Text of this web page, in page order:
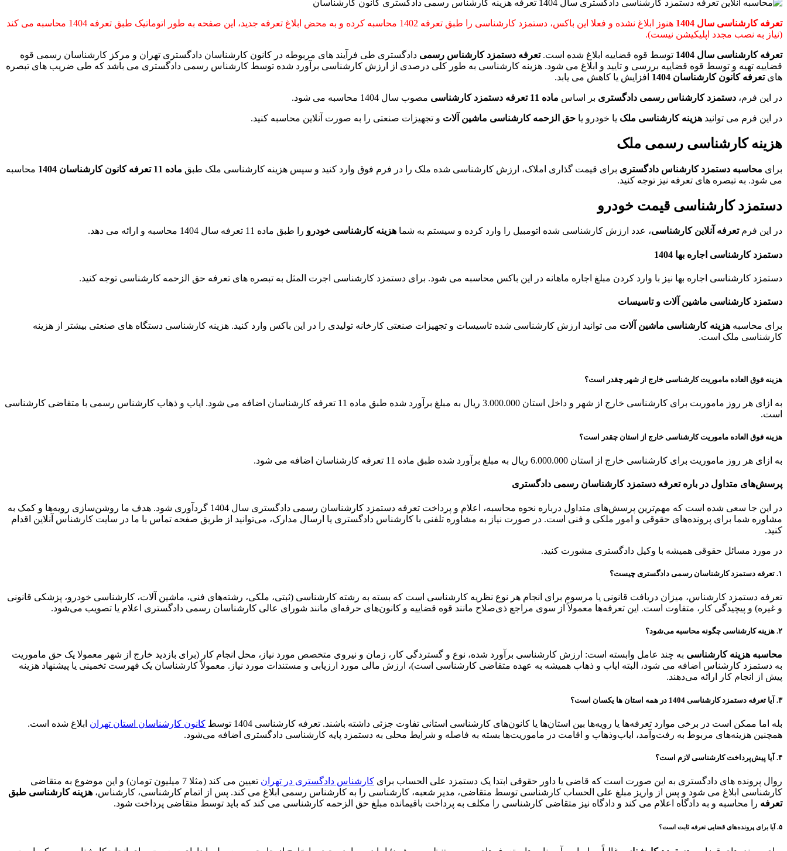
تعرفه کارشناسی سال 1404
هنوز ابلاغ نشده و فعلا این باکس، دستمزد کارشناسی را طبق تعرفه 1402 محاسبه کرده و به محض ابلاغ تعرفه جدید، این صفحه به طور اتوماتیک طبق تعرفه 1404 محاسبه می کند
(نیاز به نصب مجدد اپلیکیشن نیست).
تعرفه کارشناسی سال 1404 توسط قوه قضاییه ابلاغ شده است. تعرفه دستمزد کارشناس رسمی دادگستری طی فرآیند های مربوطه در کانون کارشناسان دادگستری تهران و مرکز کارشناسان رسمی قوه
قضاییه تهیه و توسط قوه قضاییه بررسی و تایید و ابلاغ می شود. هزینه کارشناسی به طور کلی درصدی از ارزش کارشناسی برآورد شده توسط کارشناس رسمی دادگستری می باشد که طی ضریب های تبصره
هایتعرفه کانون کارشناسان 1404 افزایش یا کاهش می یابد.
در این فرم، دستمزد کارشناس رسمی دادگستری بر اساس ماده 11 تعرفه دستمزد کارشناسی مصوب سال 1404 محاسبه می شود.
در این فرم می توانید هزینه کارشناسی ملک یا خودرو یا حق الزحمه کارشناسی ماشین آلات و تجهیزات صنعتی را به صورت آنلاین محاسبه کنید.
هزینه کارشناسی رسمی ملک
برای محاسبه دستمزد کارشناس دادگستری برای قیمت گذاری املاک، ارزش کارشناسی شده ملک را در فرم فوق وارد کنید و سپس هزینه کارشناسی ملک طبق ماده 11 تعرفه کانون کارشناسان 1404
محاسبه
می شود. به تبصره های تعرفه نیز توجه کنید.
دستمزد کارشناسی قیمت خودرو
در این فرمتعرفه آنلاین کارشناسی، عدد ارزش کارشناسی شده اتومبیل را وارد کرده و سیستم به شما هزینه کارشناسی خودرو را طبق ماده 11 تعرفه سال 1404 محاسبه و ارائه می دهد.
دستمزد کارشناسی اجاره بها 1404
دستمزد کارشناسی اجاره بها نیز با وارد کردن مبلغ اجاره ماهانه در این باکس محاسبه می شود. برای دستمزد کارشناسی اجرت المثل به تبصره های تعرفه حق الزحمه کارشناسی توجه کنید.
دستمزد کارشناسی ماشین آلات و تاسیسات
برای محاسبه هزینه کارشناسی ماشین آلات می توانید ارزش کارشناسی شده تاسیسات و تجهیزات صنعتی کارخانه تولیدی را در این باکس وارد کنید. هزینه کارشناسی دستگاه های صنعتی بیشتر از هزینه
کارشناسی ملک است.
هزینه فوق العاده ماموریت کارشناسی خارج از شهر چقدر است؟
به ازای هر روز ماموریت برای کارشناسی خارج از شهر و داخل استان 3.000.000 ریال به مبلغ برآورد شده طبق ماده 11 تعرفه کارشناسان اضافه می شود. ایاب و ذهاب کارشناس رسمی با متقاضی کارشناسی
است.
هزینه فوق العاده ماموریت کارشناسی خارج از استان چقدر است؟
به ازای هر روز ماموریت برای کارشناسی خارج از استان 6.000.000 ریال به مبلغ برآورد شده طبق ماده 11 تعرفه کارشناسان اضافه می شود.
پرسش‌های متداول در باره تعرفه دستمزد کارشناسان رسمی دادگستری
در این جا سعی شده است که مهم‌ترین پرسش‌های متداول درباره نحوه محاسبه، اعلام و پرداخت تعرفه دستمزد کارشناسان رسمی دادگستری سال 1404 گردآوری شود. هدف ما روشن‌سازی رویه‌ها و کمک به
مشاوره شما برای پرونده‌های حقوقی و امور ملکی و فنی است. در صورت نیاز به مشاوره تلفنی با کارشناس دادگستری یا ارسال مدارک، می‌توانید از طریق صفحه تماس با ما در سایت کارشناس آنلاین اقدام
کنید.
در مورد مسائل حقوقی همیشه با وکیل دادگستری مشورت کنید.
۱. تعرفه دستمزد کارشناسان رسمی دادگستری چیست؟
تعرفه دستمزد کارشناس، میزان دریافت قانونی یا مرسوم برای انجام هر نوع نظریه کارشناسی است که بسته به رشته کارشناسی (ثبتی، ملکی، رشته‌های فنی، ماشین آلات، کارشناسی خودرو، پزشکی قانونی
و غیره) و پیچیدگی کار، متفاوت است. این تعرفه‌ها معمولاً از سوی مراجع ذی‌صلاح مانند قوه قضاییه و کانون‌های حرفه‌ای مانند شورای عالی کارشناسان رسمی دادگستری اعلام یا تصویب می‌شود.
۲. هزینه‌ کارشناسی چگونه محاسبه می‌شود؟
محاسبه هزینه کارشناسی به چند عامل وابسته است: ارزش کارشناسی برآورد شده، نوع و گستردگی کار، زمان و نیروی متخصص مورد نیاز، محل انجام کار (برای بازدید خارج از شهر معمولا یک حق ماموریت
به دستمزد کارشناس اضافه می شود، البته ایاب و ذهاب همیشه به عهده متقاضی کارشناسی است)، ارزش مالی مورد ارزیابی و مستندات مورد نیاز. معمولاً کارشناسان یک فهرست تخمینی یا پیشنهاد هزینه
پیش از انجام کار ارائه می‌دهند.
۳. آیا تعرفه‌ دستمزد کارشناسی 1404 در همه استان‌ ها یکسان است؟
بله اما ممکن است در برخی موارد تعرفه‌ها یا رویه‌ها بین استان‌ها یا کانون‌های کارشناسی استانی تفاوت جزئی داشته باشند. تعرفه کارشناسی 1404 توسط کانون کارشناسان استان تهران ابلاغ شده است.
همچنین هزینه‌های مربوط به رفت‌وآمد، ایاب‌وذهاب و اقامت در ماموریت‌ها بسته به فاصله و شرایط محلی به دستمزد پایه کارشناسی دادگستری اضافه می‌شود.
۴. آیا پیش‌پرداخت کارشناسی لازم است؟
روال پرونده های دادگستری به این صورت است که قاضی یا داور حقوقی ابتدا یک دستمزد علی الحساب برای کارشناس دادگستری در تهران
تعیین می کند (مثلا 7 میلیون تومان) و این موضوع به متقاضی
کارشناسی ابلاغ می شود و پس از واریز مبلغ علی الحساب کارشناسی توسط متقاضی، مدیر شعبه، کارشناسی را به کارشناس رسمی ابلاغ می کند. پس از اتمام کارشناسی، کارشناس، هزینه کارشناسی طبق
تعرفه را محاسبه و به دادگاه اعلام می کند و دادگاه نیز متقاضی کارشناسی را مکلف به پرداخت باقیمانده مبلغ حق الزحمه کارشناسی می کند که باید توسط متقاضی پرداخت شود.
۵. آیا برای پرونده‌های قضایی تعرفه ثابت است؟